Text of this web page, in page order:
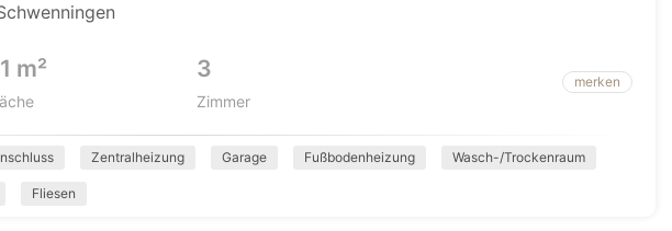
m² 3
Zimmer
merken
Zentralheizung Garage Fußbodenheizung Wasch-/Trockenraum
Fliesen